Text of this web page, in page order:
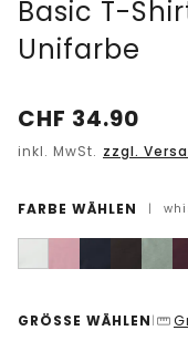
Basic T-
Unifarbe
CHF 34.90
inkl. MwSt. zzgl.
FARBE WÄHLEN |
GRÖSSE WÄHLEN |